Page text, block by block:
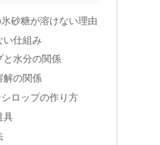
砂糖が溶けない理由
い仕組み
と水分の関係
解の関係
ロップの作り方
具